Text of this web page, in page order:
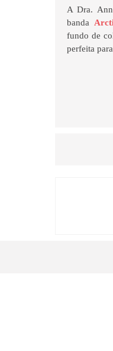
A Dra.
banda
fundo de
perfeita